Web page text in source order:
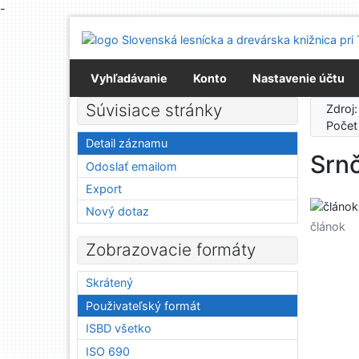
-
Prejsť na menu
Prehlásenie o webovej prístupnosti
Vyhľadávanie
Konto Nastavenie účtu
článok
Súvisiace stránky
Detail záznamu
Odoslať emailom
Export
Nový dotaz
Zobrazovacie formáty
Skrátený
Použivateľský formát
ISBD všetko
ISO 690